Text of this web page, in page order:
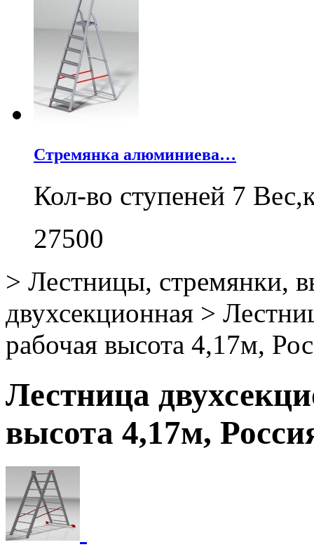
Стремянка алюминиева…
Кол-во ступеней 7
27500
> Лестницы, стремянки,
двухсекционная >
рабочая высота 4,17м,
Лестница
высота 4,17м,